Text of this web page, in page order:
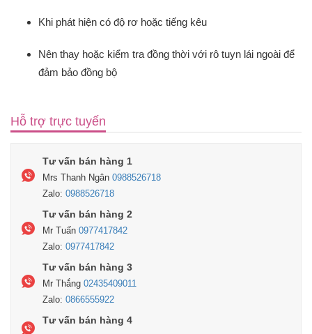
Khi phát hiện có độ rơ hoặc tiếng kêu
Nên thay hoặc kiểm tra đồng thời với rô tuyn lái ngoài để
đảm bảo đồng bộ
Hỗ trợ trực tuyến
Tư vấn bán hàng 1
Mrs Thanh Ngân 0988526718
Zalo: 0988526718
Tư vấn bán hàng 2
Mr Tuấn 0977417842
Zalo: 0977417842
Tư vấn bán hàng 3
Mr Thắng 02435409011
Zalo: 0866555922
Tư vấn bán hàng 4